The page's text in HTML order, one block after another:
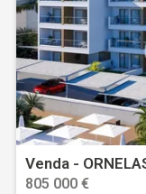
Venda -
805 000 €